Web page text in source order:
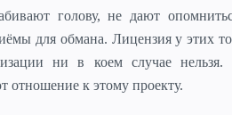
голову, не дают
для обмана. Лицензия у этих
ни в коем случае
к этому проекту.